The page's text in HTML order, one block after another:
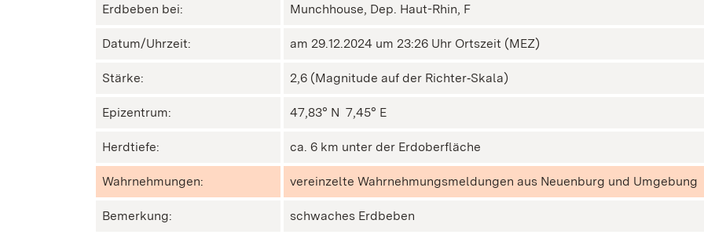
Erdbeben bei: Munchhouse, Dep. Haut-Rhin, F
Datum/Uhrzeit: am 29.12.2024 um 23:26 Uhr Ortszeit (MEZ)
Stärke: 2,6 (Magnitude auf der Richter‑Skala)
Epizentrum: 47,83° N ㅤ 7,45° E
Herdtiefe: ca. 6 km unter der Erdoberfläche
Wahrnehmungen: vereinzelte Wahrnehmungsmeldungen aus Neuenburg und Umgebung
Bemerkung: schwaches Erdbeben